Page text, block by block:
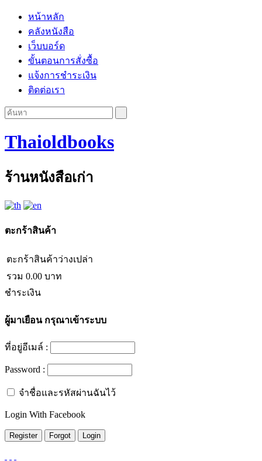
หน้าหลัก
คลังหนังสือ
เว็บบอร์ด
ขั้นตอนการสั่งซื้อ
แจ้งการชำระเงิน
ติดต่อเรา
Thaioldbooks
ร้านหนังสือเก่า
ตะกร้าสินค้า
ตะกร้าสินค้าว่างเปล่า
รวม 0.00 บาท
ชำระเงิน
ผู้มาเยือนกรุณาเข้าระบบ
ที่อยู่อีเมล์ :
Password :
จำชื่อและรหัสผ่านฉันไว้
Login With Facebook